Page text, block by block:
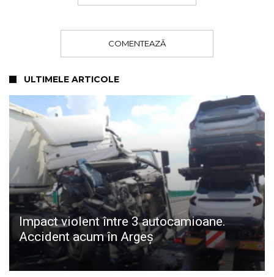
COMENTEAZĂ
ULTIMELE ARTICOLE
Impact violent între 3 autocamioane.
Accident acum în Argeș